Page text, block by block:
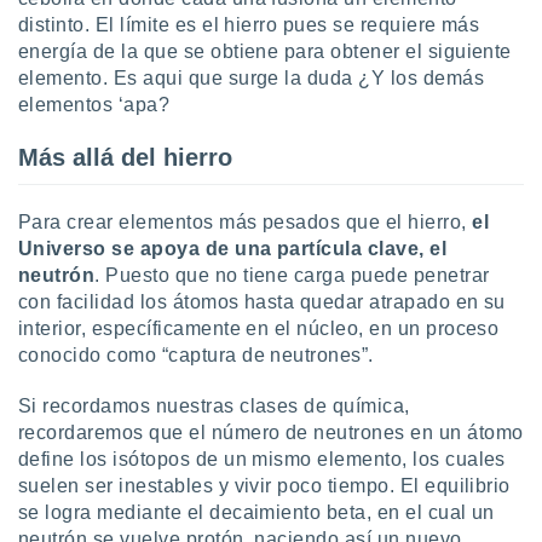
su
datos
momento
en
de
un
o acceder
datos
distinto. El límite es el hierro pues se requiere más
energía de la que se obtiene para obtener el siguiente
elemento. Es aqui que surge la duda ¿Y los demás
elementos ‘apa?
Más allá del hierro
Para crear elementos más pesados que el hierro,el
Universo se apoya de una partícula clave, el
neutrón. Puesto que no tiene carga puede penetrar
con facilidad los átomos hasta quedar atrapado en su
interior, específicamente en el núcleo, en un proceso
conocido como “captura de neutrones”.
Si recordamos nuestras clases de química,
recordaremos que el número de neutrones en un átomo
define los isótopos de un mismo elemento, los cuales
suelen ser inestables y vivir poco tiempo. El equilibrio
se logra mediante el decaimiento beta, en el cual un